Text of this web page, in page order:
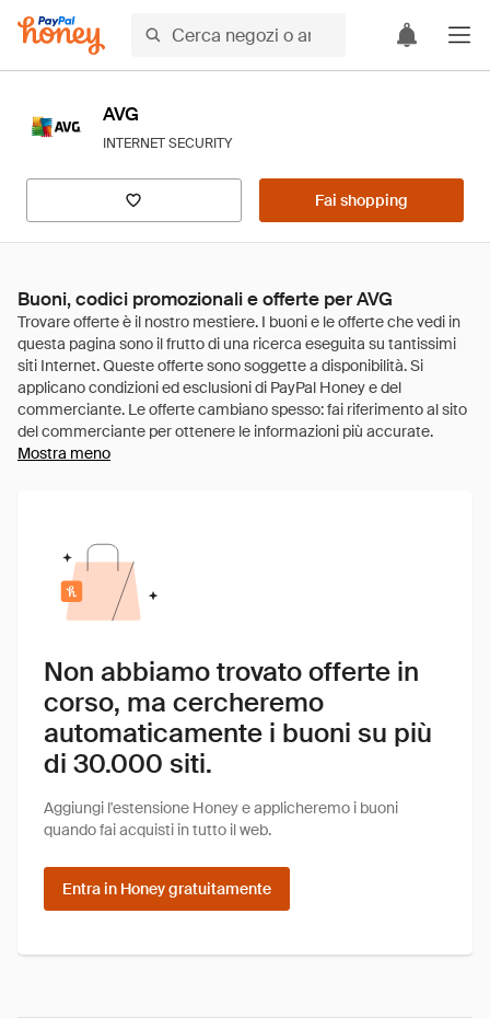
AVG
INTERNET SECURITY
Fai shopping
Buoni, codici promozionali e offerte per AVG
Mostra meno
Non abbiamo trovato offerte in
corso, ma cercheremo
automaticamente i buoni su più
di 30.000 siti.
Aggiungi l'estensione Honey e applicheremo i buoni
quando fai acquisti in tutto il web.
Entra in Honey gratuitamente